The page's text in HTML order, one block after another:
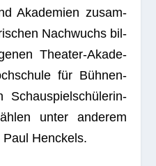
Aka­de­mien zusam­
Nach­wuchs bil­
Thea­ter-Aka­de­
für Büh­nen­
Schau­spiel­schü­le­rin­
unter ande­rem
Henckels.